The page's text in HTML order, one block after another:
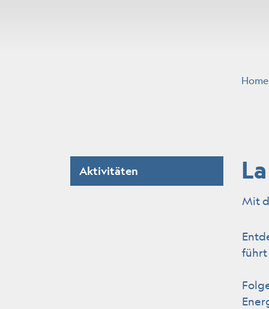
Home
Subnavigation
Aktivitäten
Mit
führt